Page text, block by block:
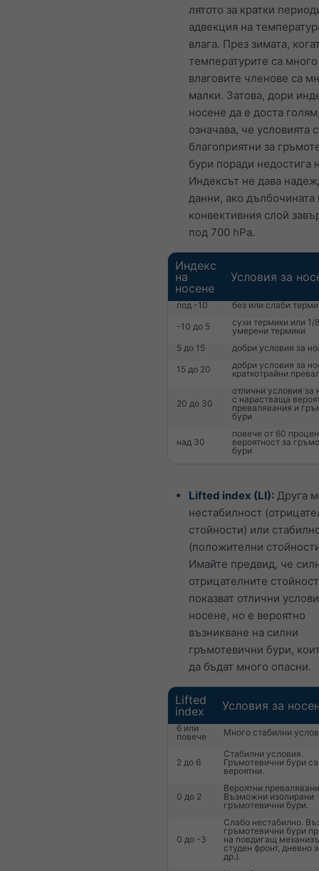
лятото за кратки
адвекция на
влага. През зимата,
температурите са
влаговите членове са
малки. Затова, дори
носене да е доста
означава, че условията
благоприятни за
бури поради недостига
Индексът не дава
данни, ако дълбочината
конвективния слой
под 700 hPa.
Индекс
на
носене
Условия за
под -10
без или слаби
-10 до 5
сухи термики или 1/
умерени термики
5 до 15
добри условия за
15 до 20
добри условия за
краткотрайни
20 до 30
отлични условия за
с нарастваща
превалявания и
бури
над 30
повече от 60
вероятност за
бури
Lifted index (LI): Друга
нестабилност
стойности) или
(положителни
Имайте предвид, че
отрицателните
показват отлични
носене, но е вероятно
възникване на силни
гръмотевични бури,
да бъдат много опасни.
Lifted
index
Условия за
6 или
повече
Много стабилни
2 до 6
Стабилни условия.
Гръмотевични бури
вероятни.
0 до 2
Вероятни
Възможни изолирани
гръмотевични бури.
0 до -3
Слабо нестабилно.
гръмотевични бури
на повдигащ
студен фронт, дневно
др.).